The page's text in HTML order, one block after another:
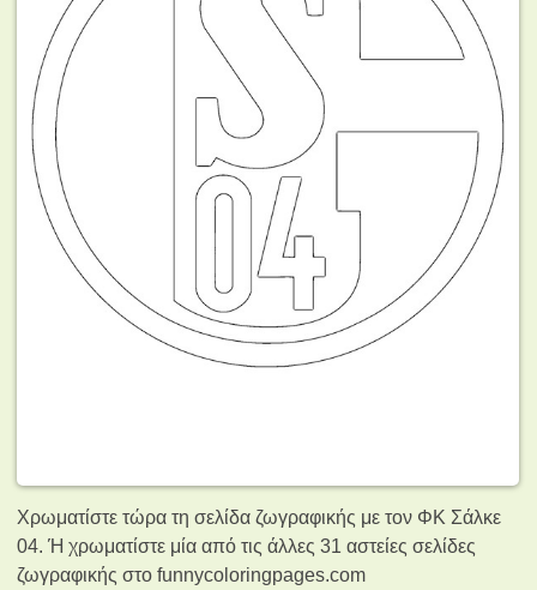
Χρωματίστε τώρα τη σελίδα ζωγραφικής με τον ΦΚ Σάλκε
04. Ή χρωματίστε μία από τις άλλες 31 αστείες σελίδες
ζωγραφικήςστο funnycoloringpages.com